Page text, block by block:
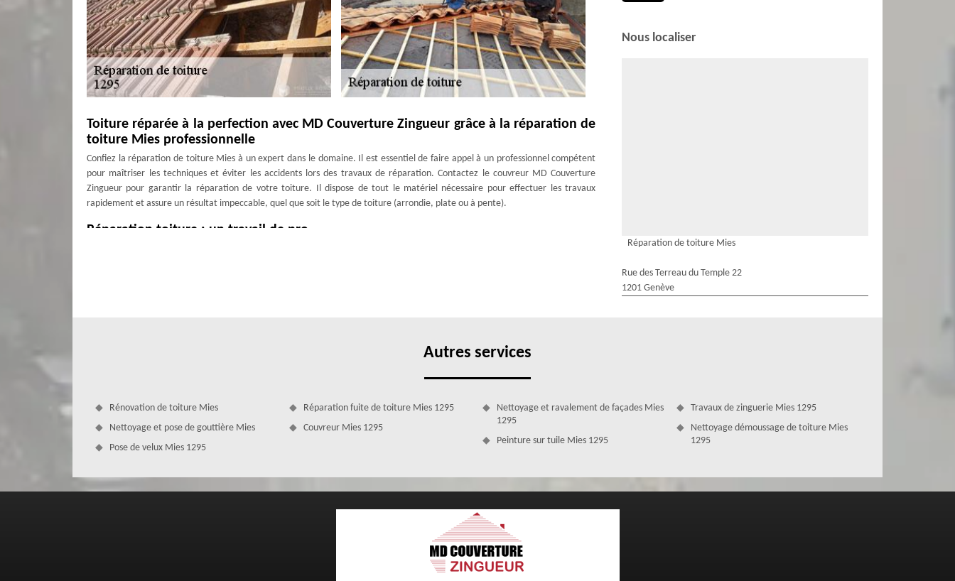
Toiture réparée à la perfection avec MD Couverture Zingueur grâce à la réparation de
toiture Mies professionnelle
Confiez la réparation de toiture Mies à un expert dans le domaine. Il est essentiel de faire appel à un professionnel compétent
pour maîtriser les techniques et éviter les accidents lors des travaux de réparation. Contactez le couvreur MD Couverture
Zingueur pour garantir la réparation de votre toiture. Il dispose de tout le matériel nécessaire pour effectuer les travaux
rapidement et assure un résultat impeccable, quel que soit le type de toiture (arrondie, plate ou à pente).
Réparation toiture : un travail de pro
Couvreur à Mies peut examiner votre toiture en vous proposant un tarif exceptionnel. Pour éviter tous problèmes de fuite ou
d’infiltration d’eau ou autre, il sera indispensable de faire contrôler systématiquement l’état de votre toiture et de confier cette
Nous localiser
Réparation de toiture Mies
Rue des Terreau du Temple 22
1201 Genève
Autres services
Rénovation de toiture Mies
Nettoyage et pose de gouttière Mies
Pose de velux Mies 1295
Réparation fuite de toiture Mies 1295
Couvreur Mies 1295
Nettoyage et ravalement de façades Mies
1295
Peinture sur tuile Mies 1295
Travaux de zinguerie Mies 1295
Nettoyage démoussage de toiture Mies
1295